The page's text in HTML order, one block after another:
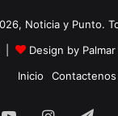
Noticia y Punto.
|
Design by
Inicio
Contactenos